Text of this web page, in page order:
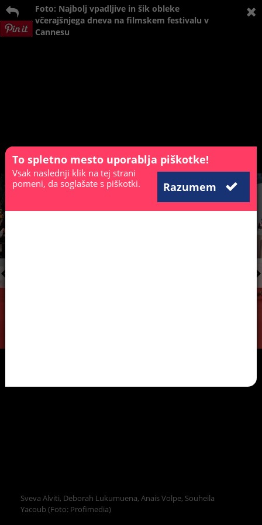
Foto: Najbolj vpadljive in šik obleke
včerajšnjega dneva na filmskem festivalu v
Cannesu
Sveva Alviti, Deborah Lukumuena, Anais Volpe, Souheila
Yacoub (Foto: Profimedia)
To spletno mesto uporablja piškotke!
Razumem
Vsak naslednji klik na tej strani
pomeni, da soglašate s piškotki.